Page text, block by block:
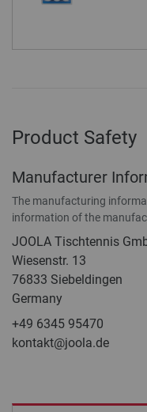
Product Safety
Manufacturer
The manufacturing
information of the
JOOLA Tischtennis
Wiesenstr. 13
76833 Siebeldingen
Germany
+49 6345 95470
kontakt@joola.de